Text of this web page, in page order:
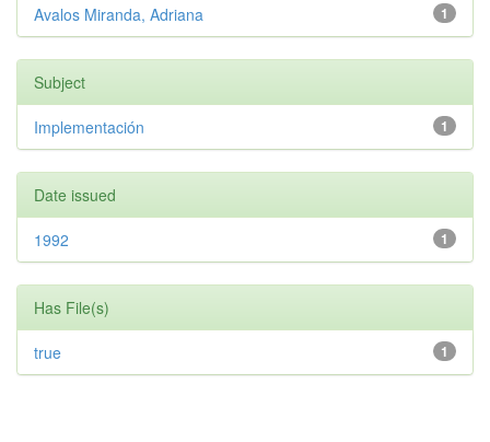
1
Avalos Miranda, Adriana
Subject
1
Implementación
Date issued
1
1992
Has File(s)
1
true